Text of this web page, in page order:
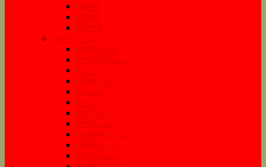
অক্টোবর
নভেম্বর
ডিসেম্বর
সংরক্ষণ ২০২১
জানুয়ারি ২০২১
ফেব্রুয়ারি ২০২১
মার্চ ২০২১
এপ্রিল ২০২১
মে ২০২১
জুন ২০২১
জুলাই ২০২১
আগস্ট ২০২১
সেপ্টেম্বর ২০২১
অক্টোবর ২০২১
নভেম্বর ২০২১